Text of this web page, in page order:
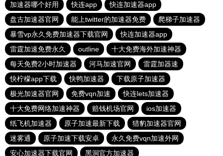
加速器哪个好用
快连app
快连加速器app
盘古加速器官网
能上twitter的加速器免费
爬梯子加速器
暴雪vp永久免费加速器下载官网
快连加速器app
雷霆加速免费永久
outline
十大免费海外加速神器
每天免费2小时加速器
河马加速官网
雷霆加器速
快柠檬app下载
快鸭加速器
下载原子加速器
极光加速器官网
免费vqn加速
快连lets加速器
十大免费网络加速神器
赔钱机场官网
ios加速器
纸飞机加速器
原子加速最新下载
猎豹加速器官网
迷雾通
原子加速下载安卓
永久免费vqn加速外网
安心加速器下载官网
黑洞官方加速器